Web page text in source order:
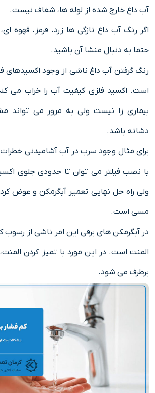
آب داغ خارج شده از لوله ها، شفاف نیست.
اگر رنگ آب داغ تازگی ها زرد، قرمز، قهوه
حتما به دنبال منشا آن باشید.
رنگ گرفتن آب داغ ناشی از وجود اکسیدهای
است. اکسید فلزی کیفیت آب را خراب می
بیماری زا نیست ولی به مرور می تواند
دشاته باشد.
برای مثال وجود سرب در آب آشامیدنی خطرات
با نصب فیلتر می توان تا حدودی جلوی
ولی راه حل نهایی تعمیر آبگرمکن و عوض
مسی است.
در آبگرمکن های برقی این امر ناشی از رسوب
المنت است. در این مورد با تمیز کردن
برطرف می شود.